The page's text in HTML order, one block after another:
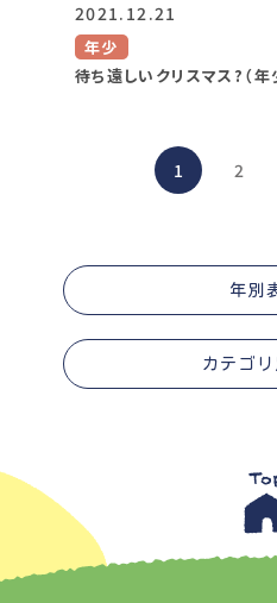
2021.12.21
年少
待ち遠しいクリスマス?（年
1 2
年別
カテゴ